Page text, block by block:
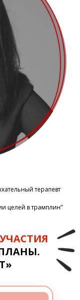
терапевт
целей в трамплин”